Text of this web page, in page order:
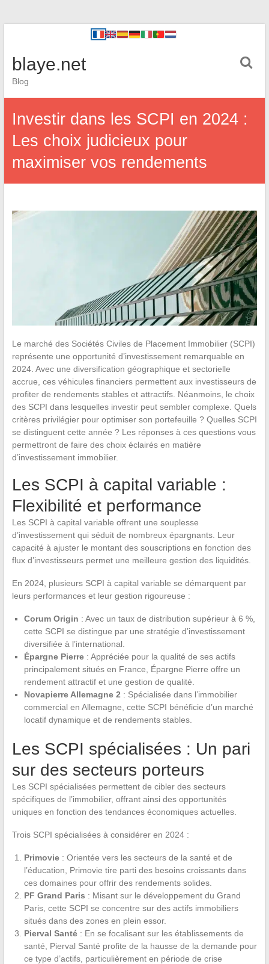
blaye.net
Blog
Investir dans les SCPI en 2024 :
Les choix judicieux pour
maximiser vos rendements
Le marché des Sociétés Civiles de Placement Immobilier (SCPI)
représente une opportunité d’investissement remarquable en
2024. Avec une diversification géographique et sectorielle
accrue, ces véhicules financiers permettent aux investisseurs de
profiter de rendements stables et attractifs. Néanmoins, le choix
des SCPI dans lesquelles investir peut sembler complexe. Quels
critères privilégier pour optimiser son portefeuille ? Quelles SCPI
se distinguent cette année ? Les réponses à ces questions vous
permettront de faire des choix éclairés en matière
d’investissement immobilier.
Les SCPI à capital variable :
Flexibilité et performance
Les SCPI à capital variable offrent une souplesse
d’investissement qui séduit de nombreux épargnants. Leur
capacité à ajuster le montant des souscriptions en fonction des
flux d’investisseurs permet une meilleure gestion des liquidités.
En 2024, plusieurs SCPI à capital variable se démarquent par
leurs performances et leur gestion rigoureuse :
Corum Origin : Avec un taux de distribution supérieur à 6 %,
cette SCPI se distingue par une stratégie d’investissement
diversifiée à l’international.
Épargne Pierre: Appréciée pour la qualité de ses actifs
principalement situés en France, Épargne Pierre offre un
rendement attractif et une gestion de qualité.
Novapierre Allemagne 2 : Spécialisée dans l’immobilier
commercial en Allemagne, cette SCPI bénéficie d’un marché
locatif dynamique et de rendements stables.
Les SCPI spécialisées : Un pari
sur des secteurs porteurs
Les SCPI spécialisées permettent de cibler des secteurs
spécifiques de l’immobilier, offrant ainsi des opportunités
uniques en fonction des tendances économiques actuelles.
Trois SCPI spécialisées à considérer en 2024 :
Primovie: Orientée vers les secteurs de la santé et de
l’éducation, Primovie tire parti des besoins croissants dans
ces domaines pour offrir des rendements solides.
PF Grand Paris : Misant sur le développement du Grand
Paris, cette SCPI se concentre sur des actifs immobiliers
situés dans des zones en plein essor.
Pierval Santé: En se focalisant sur les établissements de
santé, Pierval Santé profite de la hausse de la demande pour
ce type d’actifs, particulièrement en période de crise